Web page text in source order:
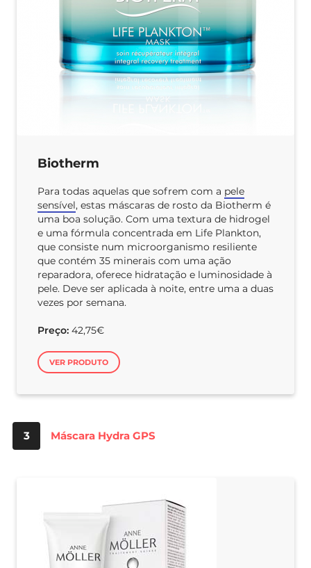
Biotherm
Para todas aquelas que sofrem com a pele
sensível, estas máscaras de rosto da Biotherm é
uma boa solução. Com uma textura de hidrogel
e uma fórmula concentrada em Life Plankton,
que consiste num microorganismo resiliente
que contém 35 minerais com uma ação
reparadora, oferece hidratação e luminosidade à
pele. Deve ser aplicada à noite, entre uma a duas
vezes por semana.
Preço: 42,75€
VER PRODUTO
3 Máscara Hydra GPS